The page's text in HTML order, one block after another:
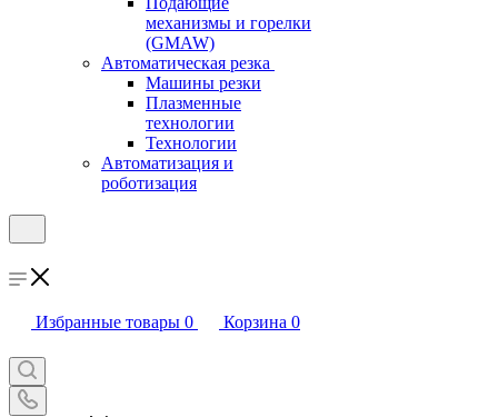
механизмы и горелки
(GMAW)
Автоматическая резка
Машины резки
Плазменные
технологии
Технологии
Автоматизация и
роботизация
Избранные товары 0 Корзина 0